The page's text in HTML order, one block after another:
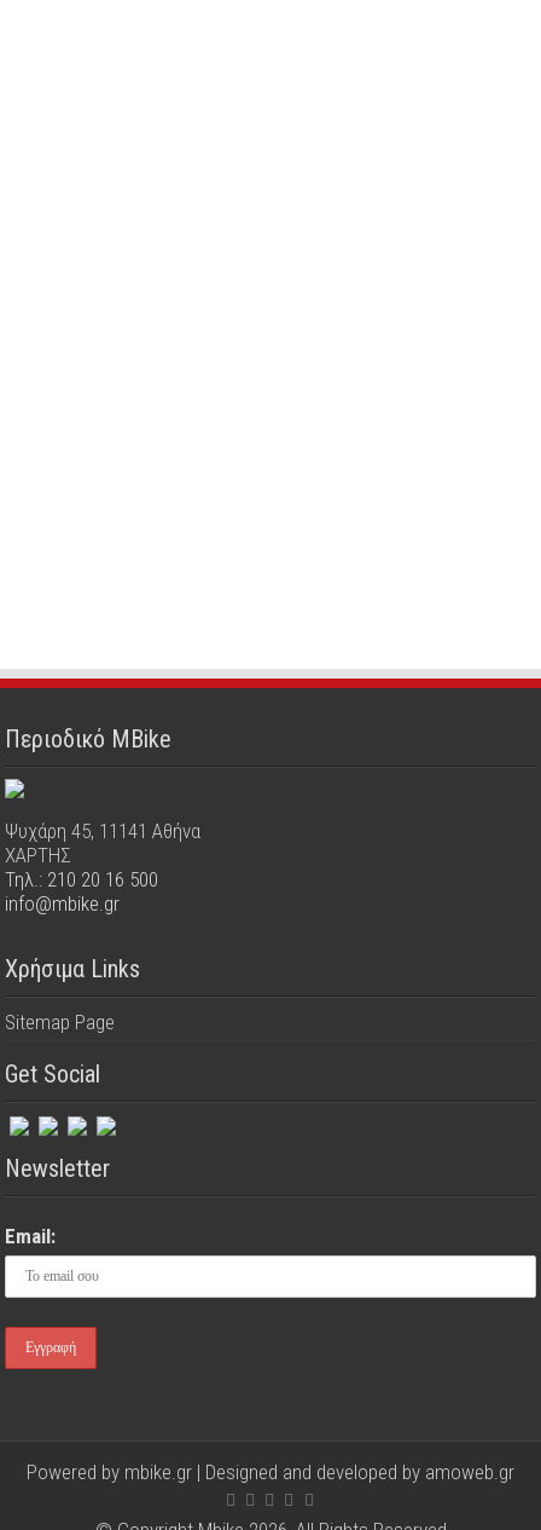
Περιοδικό MBike
Ψυχάρη 45, 11141 Αθήνα
ΧΑΡΤΗΣ
Τηλ.: 210 20 16 500
info@mbike.gr
Χρήσιμα Links
Sitemap Page
Get Social
Newsletter
Email:
Powered by mbike.gr | Designed and developed by amoweb.gr